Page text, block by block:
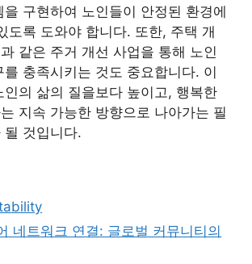
을 구현하여 노인들이 안정된 환경에
도록 도와야 합니다. 또한, 주택 개
같은 주거 개선 사업을 통해 노인
를 충족시키는 것도 중요합니다. 이
인의 삶의 질을보다 높이고, 행복한
지속 가능한 방향으로 나아가는 필
될 것입니다.
네트워크 연결: 글로벌 커뮤니티의